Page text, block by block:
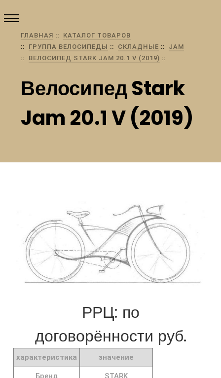
ГЛАВНАЯ
КАТАЛОГ ТОВАРОВ
ГРУППА ВЕЛОСИПЕДЫ
СКЛАДНЫЕ
JAM
ВЕЛОСИПЕД STARK JAM 20.1 V (2019)
Велосипед Stark
Jam 20.1 V (2019)
РРЦ: по
договорённости руб.
характеристика значение
Бренд STARK